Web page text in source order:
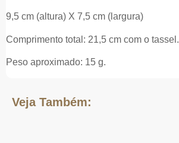
9,5 cm (altura) X 7,5 cm (largura)
Comprimento total: 21,5 cm com o tassel.
Peso aproximado: 15 g.
Veja Também: